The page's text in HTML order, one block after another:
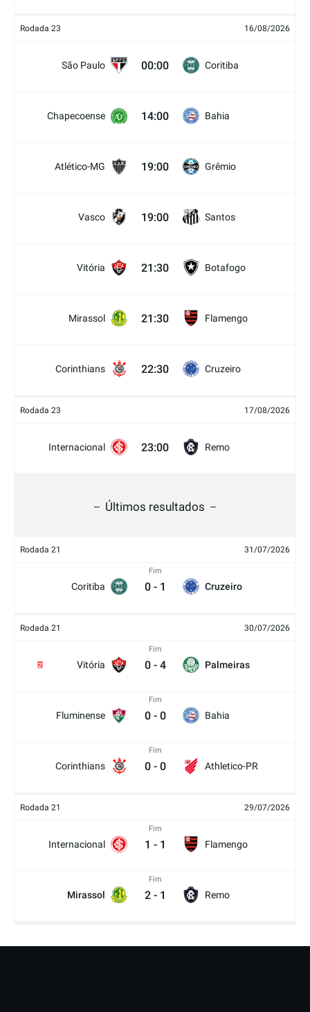
Rodada 23 16/08/2026
São Paulo 00:00 Coritiba
Chapecoense 14:00 Bahia
Atlético-MG 19:00 Grêmio
Vasco 19:00 Santos
Vitória 21:30 Botafogo
Mirassol 21:30 Flamengo
Corinthians 22:30 Cruzeiro
Rodada 23 17/08/2026
Internacional 23:00 Remo
Últimos resultados
Rodada 21 31/07/2026
Coritiba
Fim
0 - 1 Cruzeiro
Rodada 21 30/07/2026
Vitória
2
Fim
0 - 4 Palmeiras
Fluminense
Fim
0 - 0 Bahia
Corinthians
Fim
0 - 0 Athletico-PR
Rodada 21 29/07/2026
Internacional
Fim
1 - 1 Flamengo
Mirassol
Fim
2 - 1 Remo